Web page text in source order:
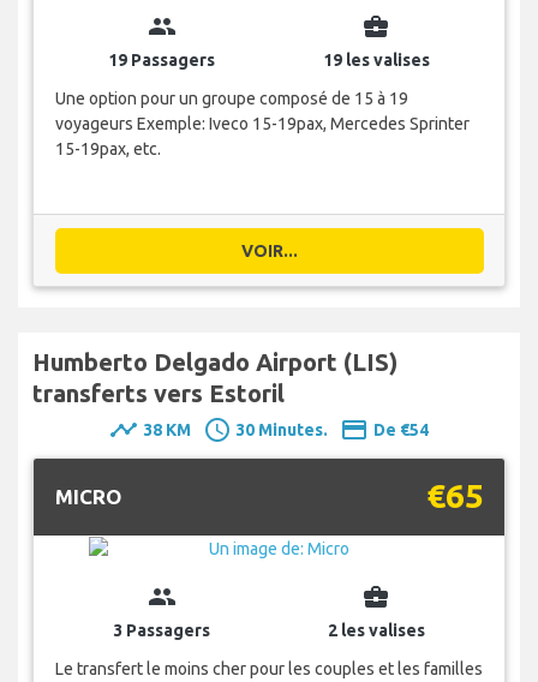
group
19 Passagers
business_center
19 les valises
Une option pour un groupe composé de 15 à 19
voyageurs Exemple: Iveco 15-19pax, Mercedes Sprinter
15-19pax, etc.
VOIR...
Humberto Delgado Airport (LIS)
transferts vers Estoril
timeline 38 KM schedule 30 Minutes. payment De €54
MICRO €65
group
3 Passagers
business_center
2 les valises
Le transfert le moins cher pour les couples et les familles